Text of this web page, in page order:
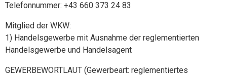
Telefonnummer: +43 660 373 24 83
Mitglied der WKW:
1) Handelsgewerbe mit Ausnahme der reglementierten
Handelsgewerbe und Handelsagent
GEWERBEWORTLAUT (Gewerbeart: reglementiertes